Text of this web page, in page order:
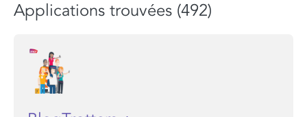
Applications trouvées (492)